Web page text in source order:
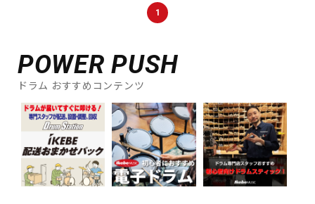
1
POWER PUSH
ドラム おすすめコンテンツ